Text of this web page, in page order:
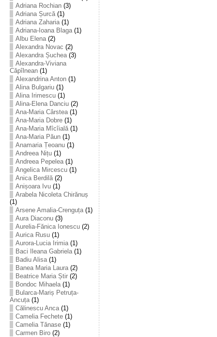
Adriana Rochian(3)
Adriana Șurcă(1)
Adriana Zaharia(1)
Adriana-Ioana Blaga(1)
Albu Elena(2)
Alexandra Novac (2)
Alexandra Șuchea(3)
Alexandra-Viviana
Căpîlnean(1)
Alexandrina Anton(1)
Alina Bulgariu(1)
Alina Irimescu(1)
Alina-Elena Danciu(2)
Ana-Maria Cârstea(1)
Ana-Maria Dobre(1)
Ana-Maria Mîcîială(1)
Ana-Maria Păun(1)
Anamaria Țeoanu(1)
Andreea Nițu(1)
Andreea Pepelea(1)
Angelica Mircescu(1)
Anica Berdilă(2)
Anișoara Ivu(1)
Arabela Nicoleta Chirănuș
(1)
Arsene Amalia-Crenguța(1)
Aura Diaconu(3)
Aurelia-Fănica Ionescu(2)
Aurica Rusu(1)
Aurora-Lucia Irimia(1)
Baci Ileana Gabriela(1)
Badiu Alisa(1)
Banea Maria Laura(2)
Beatrice Maria Știr(2)
Bondoc Mihaela(1)
Bularca-Mariș Petruța-
Ancuța(1)
Călinescu Anca(1)
Camelia Fechete(1)
Camelia Tănase(1)
Carmen Biro(2)